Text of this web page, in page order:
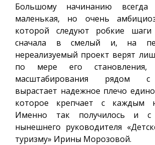
Большому начинанию всегда
маленькая, но очень
которой следуют робкие
сначала в смелый и, на
нереализуемый проект верят
по мере его
масштабирования рядом с
вырастает надежное плечо
которое крепчает с каждым
Именно так получилось и с
нынешнего руководителя
туризму» Ирины Морозовой.